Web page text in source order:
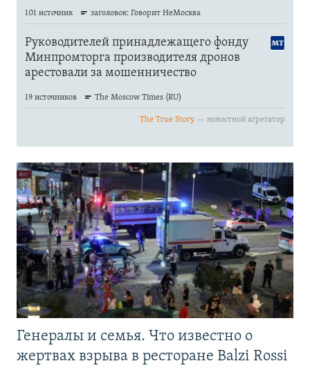
Генералы и семья. Что известно о
жертвах взрыва в ресторане Balzi Rossi